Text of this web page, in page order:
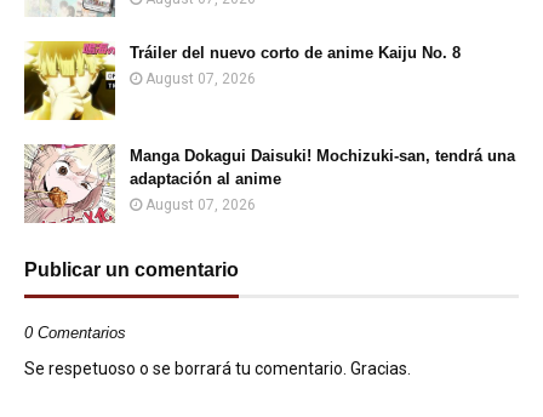
Tráiler del nuevo corto de anime Kaiju No. 8
August 07, 2026
Manga Dokagui Daisuki! Mochizuki-san, tendrá una
adaptación al anime
August 07, 2026
Publicar un comentario
0 Comentarios
Se respetuoso o se borrará tu comentario. Gracias.